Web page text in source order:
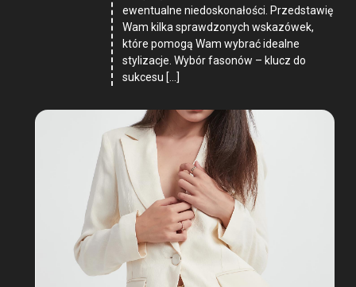
ewentualne niedoskonałości. Przedstawię
Wam kilka sprawdzonych wskazówek,
które pomogą Wam wybrać idealne
stylizacje. Wybór fasonów – klucz do
sukcesu […]